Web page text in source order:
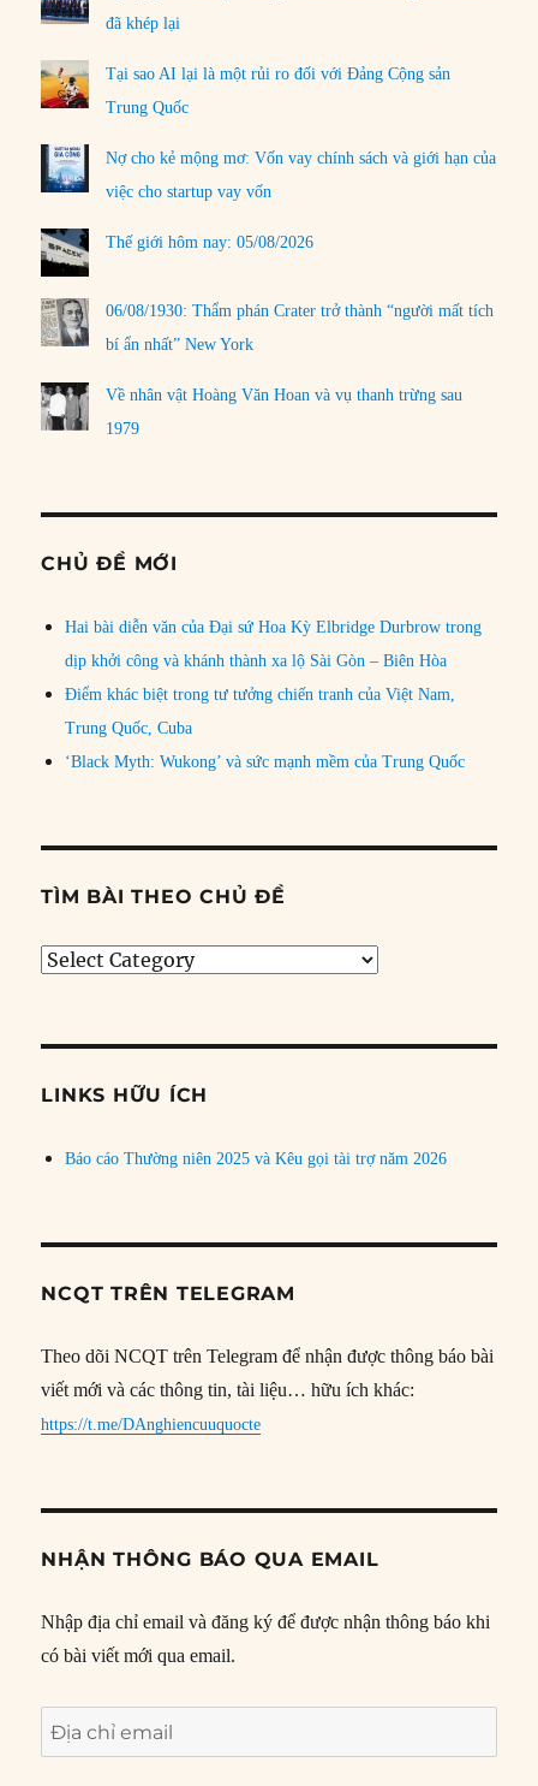
đã khép lại
Tại sao AI lại là một rủi ro đối với Đảng Cộng sản
Trung Quốc
Nợ cho kẻ mộng mơ: Vốn vay chính sách và giới hạn của
việc cho startup vay vốn
Thế giới hôm nay: 05/08/2026
06/08/1930: Thẩm phán Crater trở thành “người mất tích
bí ẩn nhất” New York
Về nhân vật Hoàng Văn Hoan và vụ thanh trừng sau
1979
CHỦ ĐỀ MỚI
Hai bài diễn văn của Đại sứ Hoa Kỳ Elbridge Durbrow trong
dịp khởi công và khánh thành xa lộ Sài Gòn – Biên Hòa
Điểm khác biệt trong tư tưởng chiến tranh của Việt Nam,
Trung Quốc, Cuba
‘Black Myth: Wukong’ và sức mạnh mềm của Trung Quốc
TÌM BÀI THEO CHỦ ĐỀ
Tìm
đề
LINKS HỮU ÍCH
Báo cáo Thường niên 2025 và Kêu gọi tài trợ năm 2026
NCQT TRÊN TELEGRAM
Theo dõi NCQT trên Telegram để nhận được thông báo bài
viết mới và các thông tin, tài liệu… hữu ích khác:
https://t.me/DAnghiencuuquocte
NHẬN THÔNG BÁO QUA EMAIL
Nhập địa chỉ email và đăng ký để được nhận thông báo khi
có bài viết mới qua email.
Địa
chỉ